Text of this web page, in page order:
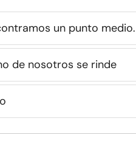
un punto medio.
de nosotros se rinde